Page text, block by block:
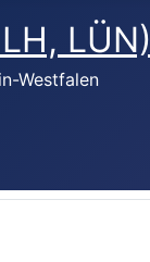
LÜN)
Westfalen